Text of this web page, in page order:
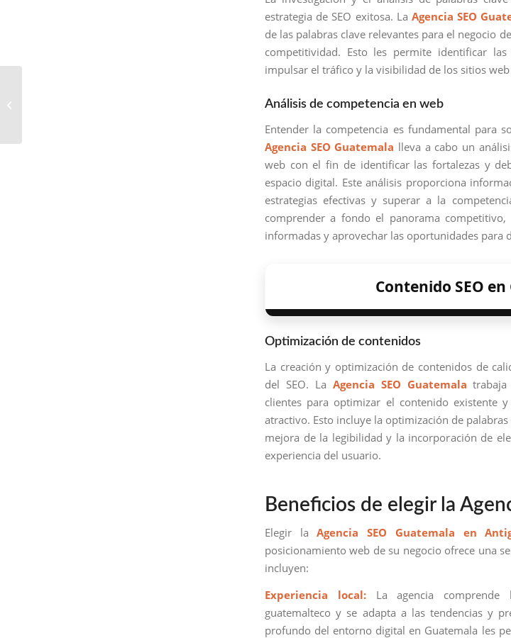
estrategia de SEO exitosa. La Agencia SEO
de las palabras clave relevantes para el negocio
competitividad. Esto les permite identificar
impulsar el tráfico y la visibilidad de los sitios
Análisis de competencia en web
Entender la competencia es fundamental para
Agencia SEO Guatemala lleva a cabo un
web con el fin de identificar las fortalezas y
espacio digital. Este análisis proporciona
estrategias efectivas y superar a la
comprender a fondo el panorama
informadas y aprovechar las oportunidades para
Contenido SEO
Optimización de contenidos
La creación y optimización de contenidos de
del SEO. La Agencia SEO Guatemala
clientes para optimizar el contenido existente
atractivo. Esto incluye la optimización de
mejora de la legibilidad y la incorporación de
experiencia del usuario.
Beneficios de elegir la
Elegir laAgencia SEO Guatemala en
posicionamiento web de su negocio ofrece una
incluyen:
Experiencia local:La agencia comprende
guatemalteco y se adapta a las tendencias y
profundo del entorno digital en Guatemala les